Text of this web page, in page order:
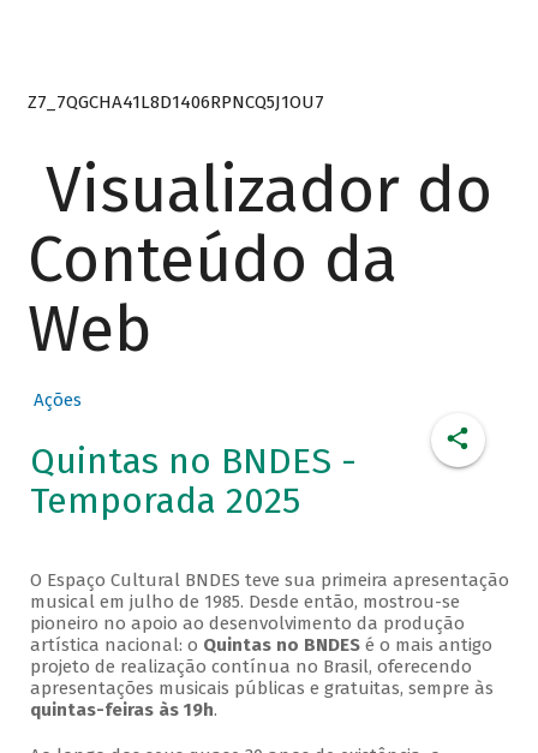
Z7_7QGCHA41L8D1406RPNCQ5J1OU7
Visualizador do
Conteúdo da
Web
Ações
Quintas no BNDES -
Temporada 2025
O Espaço Cultural BNDES teve sua primeira apresentação
musical em julho de 1985. Desde então, mostrou-se
pioneiro no apoio ao desenvolvimento da produção
artística nacional: o Quintas no BNDESé o mais antigo
projeto de realização contínua no Brasil, oferecendo
apresentações musicais públicas e gratuitas, sempre às
quintas-feiras às 19h.